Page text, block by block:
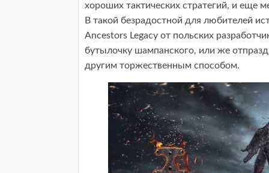
хороших тактических стратегий, и еще
В такой безрадостной для любителей
Ancestors Legacy от польских
бутылочку шампанского, или же
другим торжественным способом.